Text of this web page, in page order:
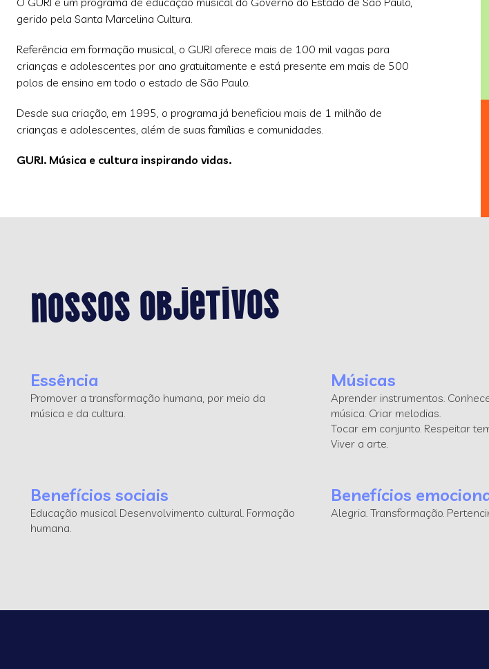
gerido pela Santa Marcelina Cultura.
Referência em formação musical, o GURI oferece mais de 100 mil vagas para
crianças e adolescentes por ano gratuitamente e está presente em mais de 500
polos de ensino em todo o estado de São Paulo.
Desde sua criação, em 1995, o programa já beneficiou mais de 1 milhão de
crianças e adolescentes, além de suas famílias e comunidades.
GURI. Música e cultura inspirando vidas.
Nossos objetivos
Essência
Promover a transformação humana, por meio da
música e da cultura.
Músicas
Aprender instrumentos.
música. Criar melodias.
Tocar em conjunto. Respeitar
Viver a arte.
Benefícios sociais
Educação musical Desenvolvimento cultural. Formação
humana.
Benefícios
Alegria. Transformação.